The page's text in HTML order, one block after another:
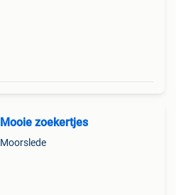
Mooie zoekertjes
Moorslede